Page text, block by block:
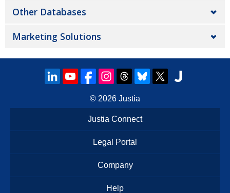
Other Databases
Marketing Solutions
© 2026 Justia
Justia Connect
Legal Portal
Company
Help